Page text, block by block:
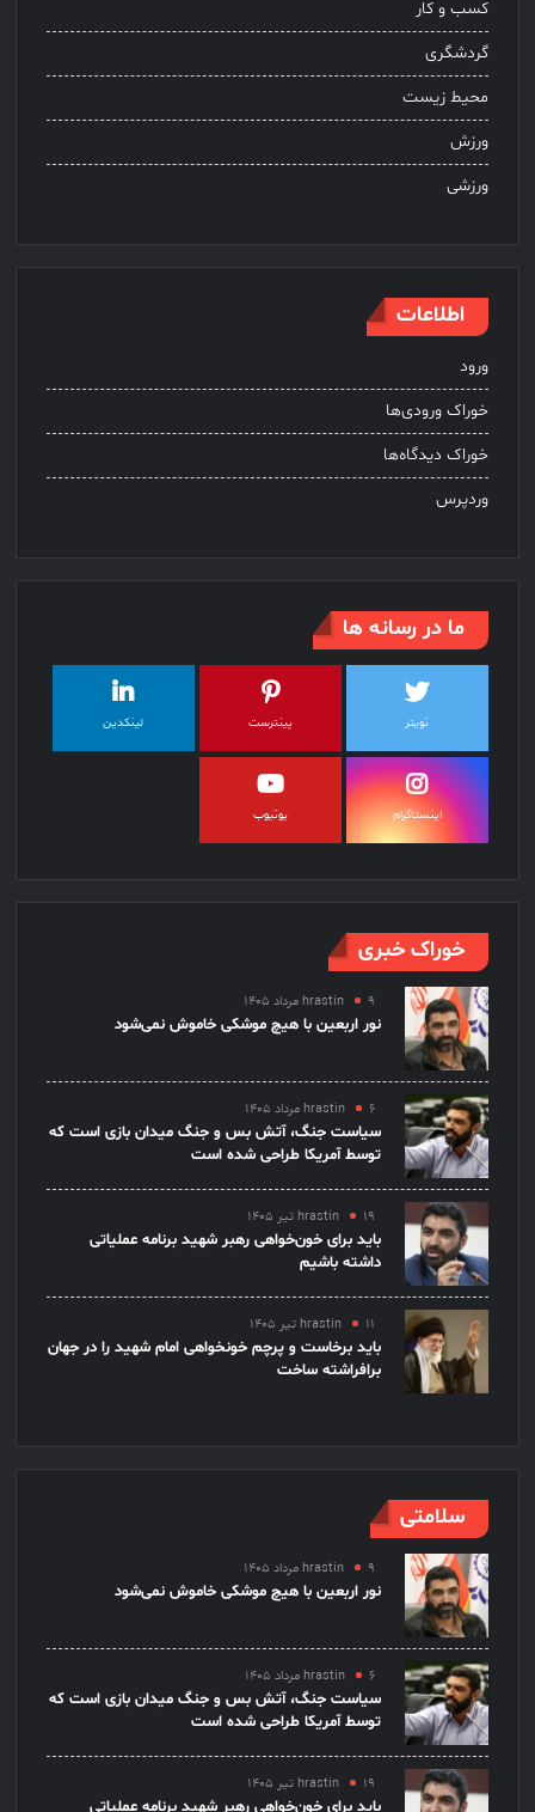
کسب و کار
گردشگری
محیط زیست
ورزش
ورزشی
اطلاعات
ورود
خوراک ورودی‌ها
خوراک دیدگاه‌ها
وردپرس
ما در رسانه ها
تویتر پینترست لینکدین
اینستاگرام یوتیوب
خوراک خبری
hrastin ۹ مرداد ۱۴۰۵
نور اربعین با هیچ موشکی خاموش نمی‌شود
hrastin ۶ مرداد ۱۴۰۵
سیاست جنگ، آتش بس و جنگ میدان بازی است که
توسط آمریکا طراحی شده است
hrastin ۱۹ تیر ۱۴۰۵
باید برای خون‌خواهی رهبر شهید برنامه عملیاتی
داشته باشیم
hrastin ۱۱ تیر ۱۴۰۵
باید برخاست و پرچم خونخواهی امام شهید را در جهان
برافراشته ساخت
سلامتی
hrastin ۹ مرداد ۱۴۰۵
نور اربعین با هیچ موشکی خاموش نمی‌شود
hrastin ۶ مرداد ۱۴۰۵
سیاست جنگ، آتش بس و جنگ میدان بازی است که
توسط آمریکا طراحی شده است
hrastin ۱۹ تیر ۱۴۰۵
باید برای خون‌خواهی رهبر شهید برنامه عملیاتی